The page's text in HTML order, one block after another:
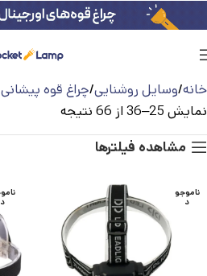
خانه وسایل روشنایی چراغ قوه
نمایش 25–36 از 66 نتیجه
مشاهده فیلترها
ناموجو
د
د